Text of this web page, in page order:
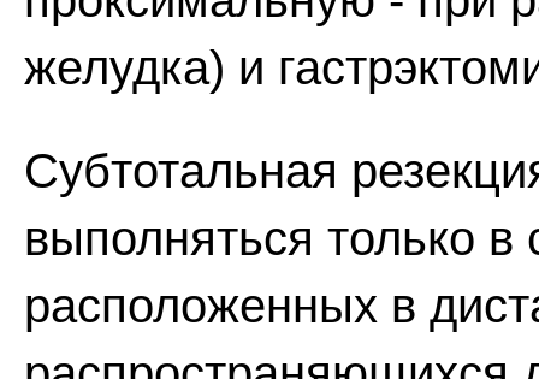
желудка) и
Субтотальная
выполняться только
расположенных в